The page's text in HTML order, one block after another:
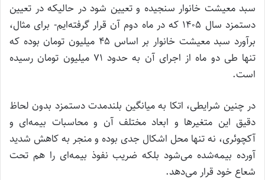
سبد معیشت خانوار سنجیده و تعیین شود در حالیکه در تعیین
دستمزد سال ۱۴۰۵ که در ماه دوم آن قرار گرفته‌ایم- برای مثال،
برآورد سبد معیشت خانوار بر اساس ۴۵ میلیون تومان بوده که
تنها طی دو ماه از اجرای آن به حدود ۷۱ میلیون تومان رسیده
است.
در چنین شرایطی، اتکا به میانگین بلندمدت دستمزد بدون لحاظ
دقیق این متغیرها و ابعاد مختلف آن و محاسبات بیمه‌ای و
آکچوئری، نه تنها محل اشکال جدی بوده و منجر به کاهش شدید
آورده بیمه‌شده می‌شود بلکه ضریب نفوذ بیمه‌ای را هم تحت
شعاع خود قرار می‌دهد.